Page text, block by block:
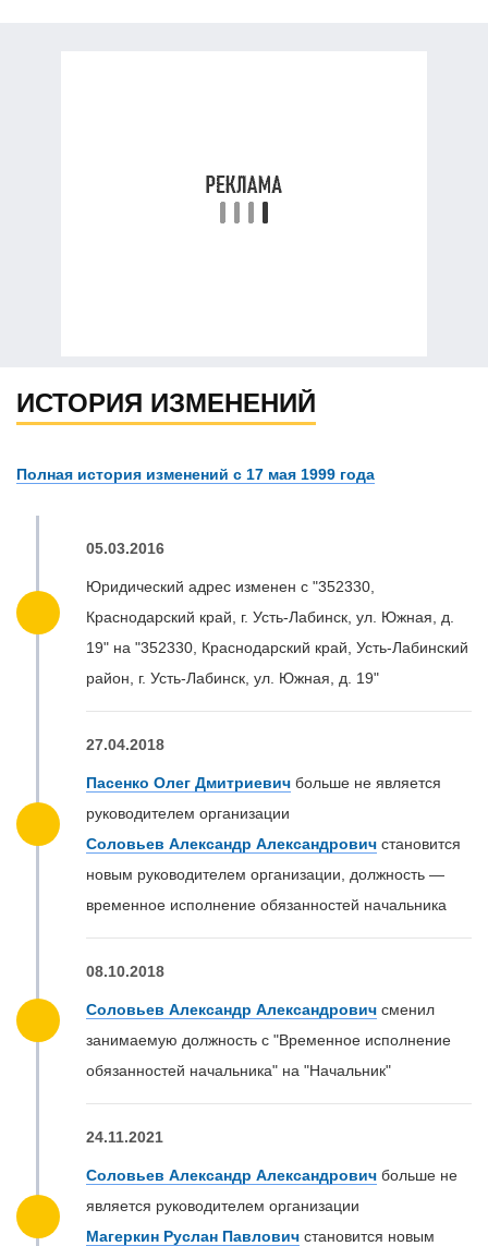
ИСТОРИЯ ИЗМЕНЕНИЙ
Полная история изменений с 17 мая 1999 года
05.03.2016
Юридический адрес изменен с "352330,
Краснодарский край, г. Усть-Лабинск, ул. Южная, д.
19" на "352330, Краснодарский край, Усть-Лабинский
район, г. Усть-Лабинск, ул. Южная, д. 19"
27.04.2018
Пасенко Олег Дмитриевич больше не является
руководителем организации
Соловьев Александр Александрович становится
новым руководителем организации, должность —
временное исполнение обязанностей начальника
08.10.2018
Соловьев Александр Александрович сменил
занимаемую должность с "Временное исполнение
обязанностей начальника" на "Начальник"
24.11.2021
Соловьев Александр Александрович больше не
является руководителем организации
Магеркин Руслан Павлович становится новым